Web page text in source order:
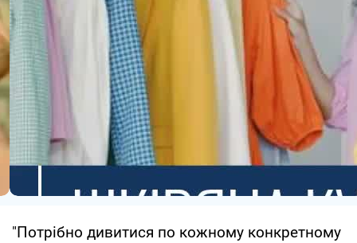
"Потрібно дивитися по кожному конкретному